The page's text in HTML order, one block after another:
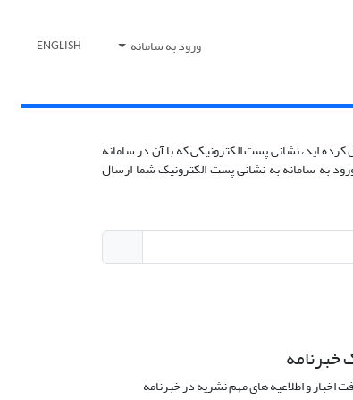
ورود به سامانه ENGLISH
اید، نشانی پست الکترونیکی که با آن در سامانه
به سامانه به نشانی پست الکترونیک شما ارسال
خبرنامه
اخبار و اطلاعیه های مهم نشریه در خبرنامه